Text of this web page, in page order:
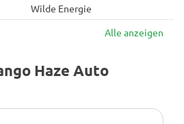
Wilde Energie
Alle anzeigen
Haze Auto